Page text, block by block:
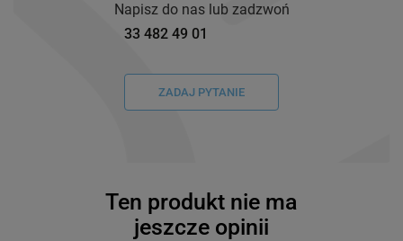
Napisz do nas lub zadzwoń
33 482 49 01
ZADAJ PYTANIE
Ten produkt nie ma
jeszcze opinii